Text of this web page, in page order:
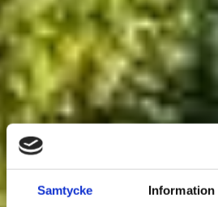
Samtycke Information